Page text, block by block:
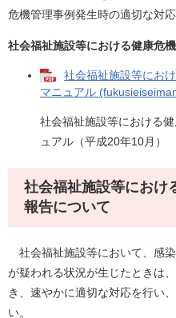
危機管理事例発生時の適切な対
社会福祉施設等における健康危
社会福祉施設等にお
マニュアル
社会福祉施設等における
ュアル（平成20年10月）
社会福祉施設等におけ
報告について
社会福祉施設等において、感
が疑われる状況が生じたときは
き、速やかに適切な対応を行い
い。